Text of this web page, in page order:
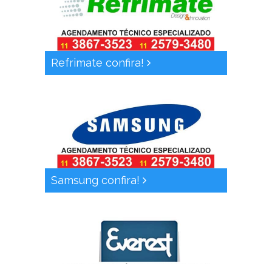
Refrimate confira!
Samsung confira!